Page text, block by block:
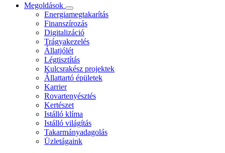
Megoldások
Energiamegtakarítás
Finanszírozás
Digitalizáció
Trágyakezelés
Állatjólét
Légtisztítás
Kulcsrakész projektek
Állattartó épületek
Karrier
Rovartenyésztés
Kertészet
Istálló klíma
Istálló világítás
Takarmányadagolás
Üzletágaink